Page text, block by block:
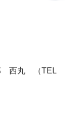
西丸 （TEL